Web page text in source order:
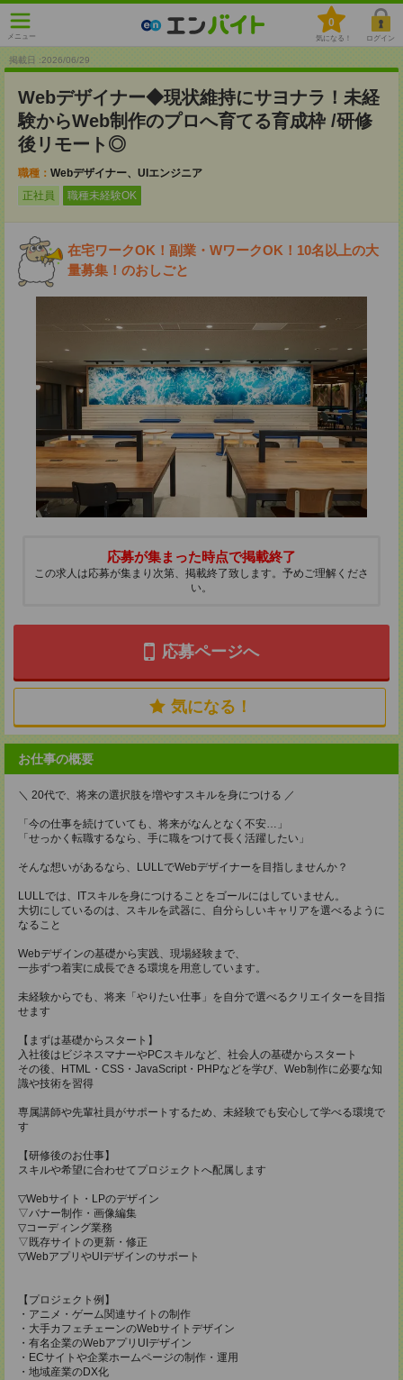
メニュー
0
気になる！ ログイン
掲載日 :2026/06/29
Webデザイナー◆現状維持にサヨナラ！未経
験からWeb制作のプロへ育てる育成枠 /研修
後リモート◎
職種： Webデザイナー、UIエンジニア
正社員
職種未経験OK
在宅ワークOK！副業・WワークOK！10名以上の大
量募集！のおしごと
応募が集まった時点で掲載終了
この求人は応募が集まり次第、掲載終了致します。予めご理解くださ
い。
応募ページへ
気になる！
お仕事の概要
＼ 20代で、将来の選択肢を増やすスキルを身につける ／
「今の仕事を続けていても、将来がなんとなく不安…」
「せっかく転職するなら、手に職をつけて長く活躍したい」
そんな想いがあるなら、LULLでWebデザイナーを目指しませんか？
LULLでは、ITスキルを身につけることをゴールにはしていません。
大切にしているのは、スキルを武器に、自分らしいキャリアを選べるように
なること
Webデザインの基礎から実践、現場経験まで、
一歩ずつ着実に成長できる環境を用意しています。
未経験からでも、将来「やりたい仕事」を自分で選べるクリエイターを目指
せます
【まずは基礎からスタート】
入社後はビジネスマナーやPCスキルなど、社会人の基礎からスタート
その後、HTML・CSS・JavaScript・PHPなどを学び、Web制作に必要な知
識や技術を習得
専属講師や先輩社員がサポートするため、未経験でも安心して学べる環境で
す
【研修後のお仕事】
スキルや希望に合わせてプロジェクトへ配属します
▽Webサイト・LPのデザイン
▽バナー制作・画像編集
▽コーディング業務
▽既存サイトの更新・修正
▽WebアプリやUIデザインのサポート
【プロジェクト例】
・アニメ・ゲーム関連サイトの制作
・大手カフェチェーンのWebサイトデザイン
・有名企業のWebアプリUIデザイン
・ECサイトや企業ホームページの制作・運用
・地域産業のDX化